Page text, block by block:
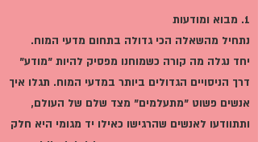
1. מבוא ומודעות
נתחיל מהשאלה הכי גדולה בתחום מדעי המוח.
יחד נגלה מה קורה כשמוחנו מפסיק להיות "מודע"
דרך הניסויים הגדולים ביותר במדעי המוח. תגלו איך
אנשים פשוט "מתעלמים" מצד שלם של העולם,
ותתוודעו לאנשים שהרגישו כאילו יד מגומי היא חלק